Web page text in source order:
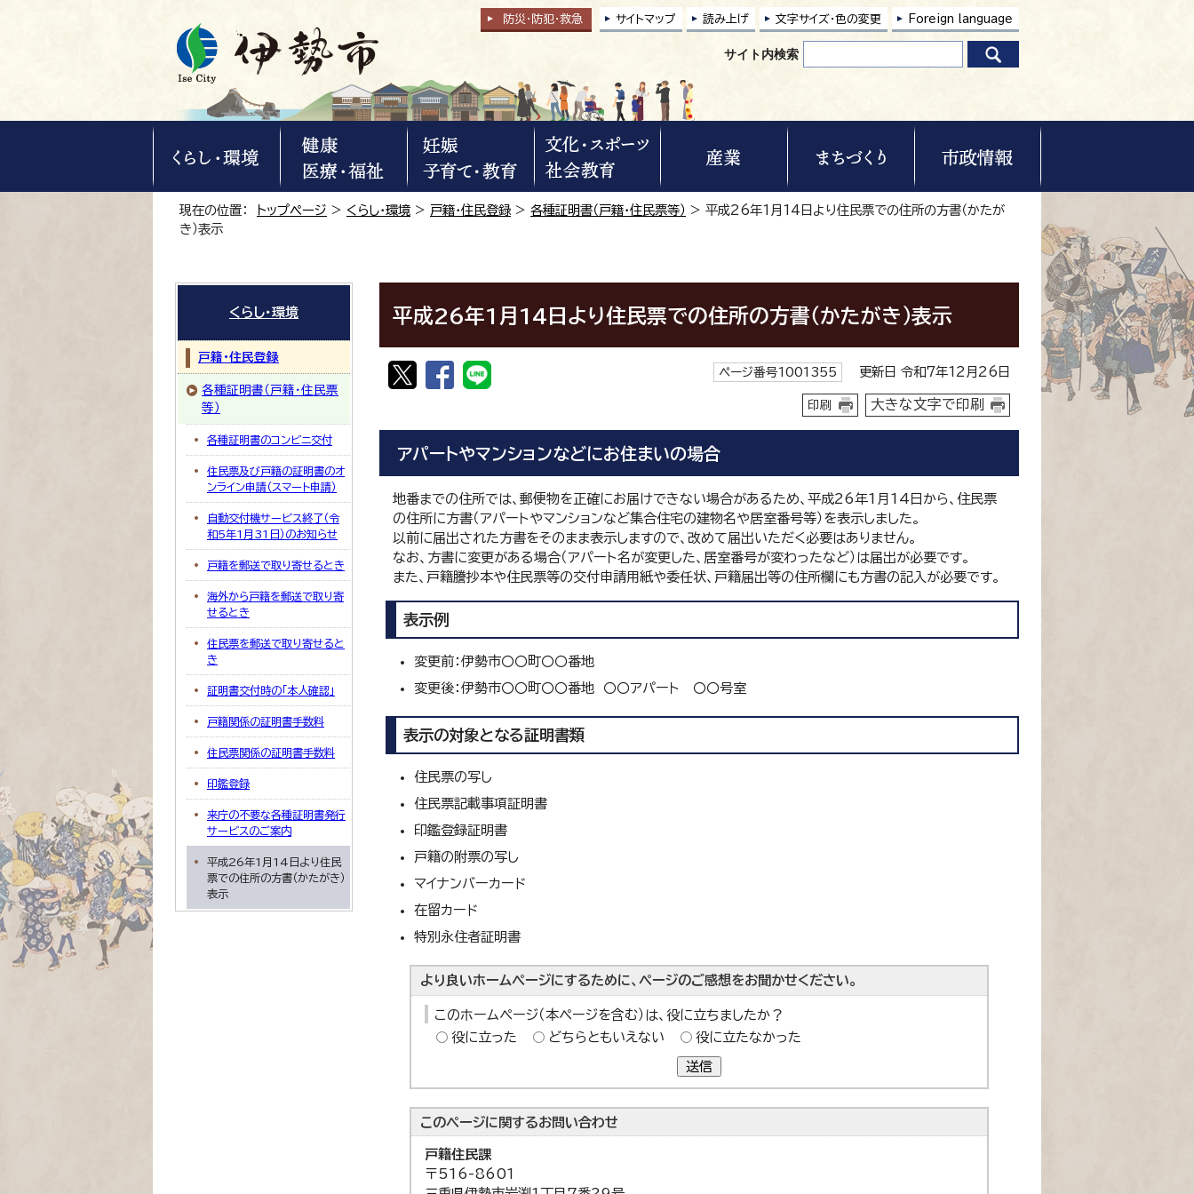
防災・防犯・救急 サイトマップ 読み上げ 文字サイズ・色の変更 Foreign language
サイト内検索
現在の位置： トップページ > くらし・環境 > 戸籍・住民登録 > 各種証明書（戸籍・住民票等） > 平成26年1月14日より住民票での住所の方書（かたが
き）表示
平成26年1月14日より住民票での住所の方書（かたがき）表示
ページ番号1001355 更新日 令和7年12月26日
印刷 大きな文字で印刷
アパートやマンションなどにお住まいの場合
地番までの住所では、郵便物を正確にお届けできない場合があるため、平成26年1月14日から、住民票
の住所に方書（アパートやマンションなど集合住宅の建物名や居室番号等）を表示しました。
以前に届出された方書をそのまま表示しますので、改めて届出いただく必要はありません。
なお、方書に変更がある場合（アパート名が変更した、居室番号が変わったなど）は届出が必要です。
また、戸籍謄抄本や住民票等の交付申請用紙や委任状、戸籍届出等の住所欄にも方書の記入が必要です。
表示例
変更前：伊勢市〇〇町〇〇番地
変更後：伊勢市〇〇町〇〇番地 〇〇アパート 〇〇号室
表示の対象となる証明書類
住民票の写し
住民票記載事項証明書
印鑑登録証明書
戸籍の附票の写し
マイナンバーカード
在留カード
特別永住者証明書
より良いホームページにするために、ページのご感想をお聞かせください。
このホームページ（本ページを含む）は、役に立ちましたか？
役に立った
どちらともいえない 役に立たなかった
送信
このページに関するお問い合わせ
戸籍住民課
〒516-8601
くらし・環境
戸籍・住民登録
各種証明書（戸籍・住民票
等）
各種証明書のコンビニ交付
住民票及び戸籍の証明書のオ
ンライン申請（スマート申請）
自動交付機サービス終了（令
和5年1月31日）のお知らせ
戸籍を郵送で取り寄せるとき
海外から戸籍を郵送で取り寄
せるとき
住民票を郵送で取り寄せると
き
証明書交付時の「本人確認」
戸籍関係の証明書手数料
住民票関係の証明書手数料
印鑑登録
来庁の不要な各種証明書発行
サービスのご案内
平成26年1月14日より住民
票での住所の方書（かたがき）
表示